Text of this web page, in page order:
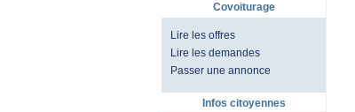
Covoiturage
Lire les offres
Lire les demandes
Passer une annonce
Infos citoyennes